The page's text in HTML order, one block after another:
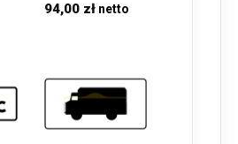
94,00 zł